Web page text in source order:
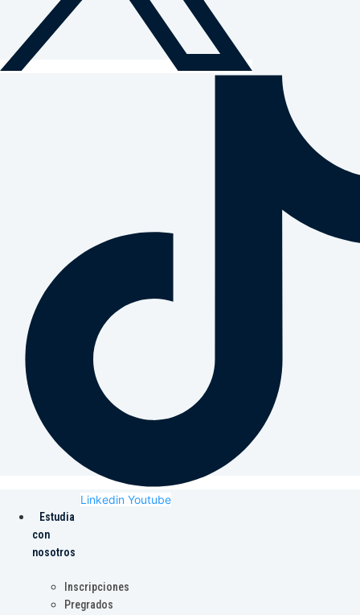
Linkedin Youtube
Estudia
con
nosotros
Inscripciones
Pregrados